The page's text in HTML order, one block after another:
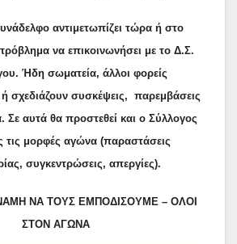
αντιμετωπίζει τώρα ή στο
να επικοινωνήσει με το Δ.Σ.
Ήδη σωματεία, άλλοι φορείς
σχεδιάζουν συσκέψεις, παρεμβάσεις
Σε αυτά θα προστεθεί και ο Σύλλογος
τις μορφές αγώνα (παραστάσεις
συγκεντρώσεις, απεργίες).
ΝΑ ΤΟΥΣ ΕΜΠΟΔΙΣΟΥΜΕ – ΟΛΟΙ
ΣΤΟΝ ΑΓΩΝΑ